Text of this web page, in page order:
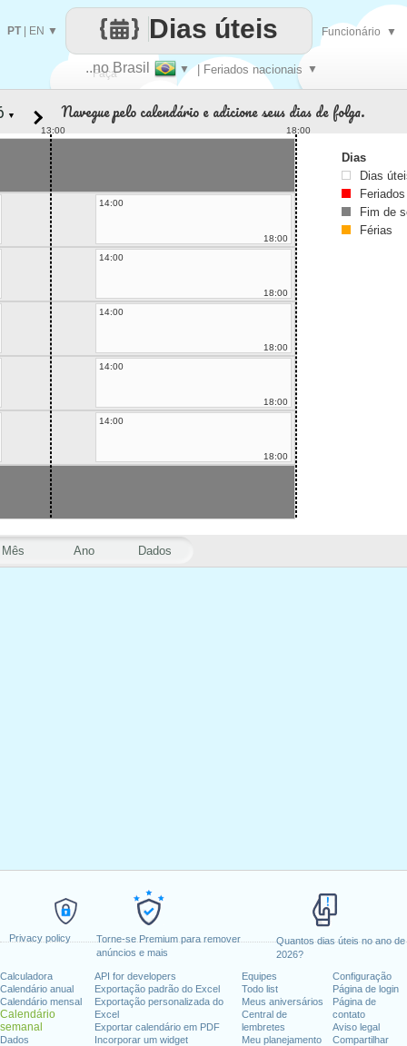
Privacy policy
Torne-se Premium para remover
anúncios e mais
Quantos dias úteis no ano de
2026?
Calculadora
Calendário anual
Calendário mensal
Calendário
semanal
Dados
API for developers
Exportação padrão do Excel
Exportação personalizada do
Excel
Exportar calendário em PDF
Incorporar um widget
Equipes
Todo list
Meus aniversários
Central de
lembretes
Meu planejamento
Configuração
Página de login
Página de
contato
Aviso legal
Compartilhar
Faça
..no Brasil ▼ | Feriados nacionais ▼
Dias úteis
PT| EN ▼ Funcionário ▼
Mês Ano Dados
▼ Navegue pelo calendário e adicione seus dias de folga.
13:00 18:00
14:00
18:00
14:00
18:00
14:00
18:00
14:00
18:00
14:00
18:00
Dias
Dias
Feriados
Fim de
Férias